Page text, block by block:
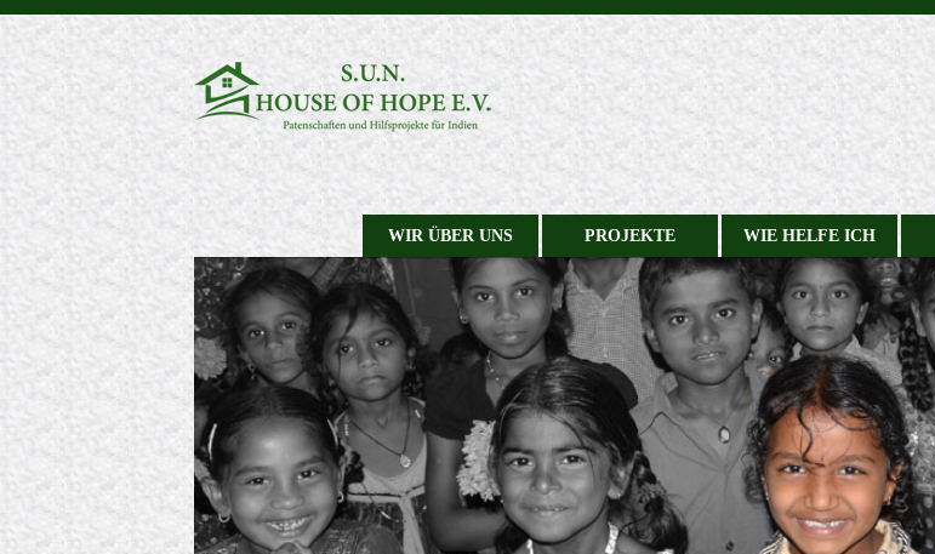
WIR ÜBER UNS PROJEKTE WIE HELFE ICH